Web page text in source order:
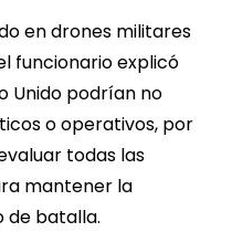
en drones militares
funcionario explicó
Unido podrían no
o operativos, por
todas las
mantener la
de batalla.